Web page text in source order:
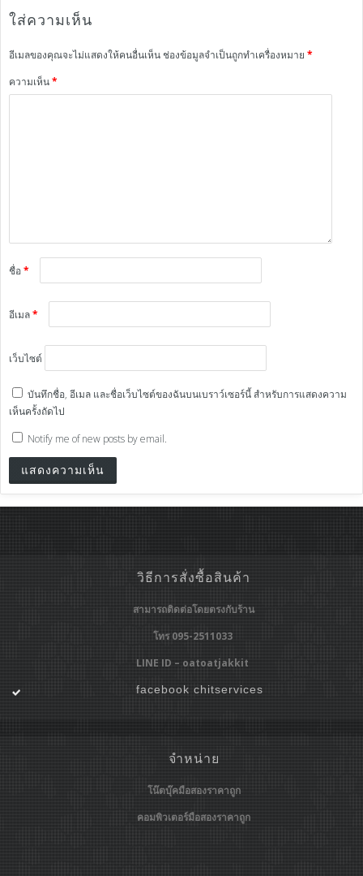
ใส่ความเห็น
อีเมลของคุณจะไม่แสดงให้คนอื่นเห็นช่องข้อมูลจำเป็นถูกทำเครื่องหมาย *
ความเห็น*
ชื่อ*
อีเมล*
เว็บไซต์
บันทึกชื่อ, อีเมล และชื่อเว็บไซต์ของฉันบนเบราว์เซอร์นี้ สำหรับการแสดงความ
เห็นครั้งถัดไป
Notify me of new posts by email.
วิธีการสั่งซื้อสินค้า
สามารถติดต่อโดยตรงกับร้าน
โทร 095-2511033
LINE ID – oatoatjakkit
facebook chitservices
จำหน่าย
โน๊ตบุ๊คมือสองราคาถูก
คอมพิวเตอร์มือสองราคาถูก